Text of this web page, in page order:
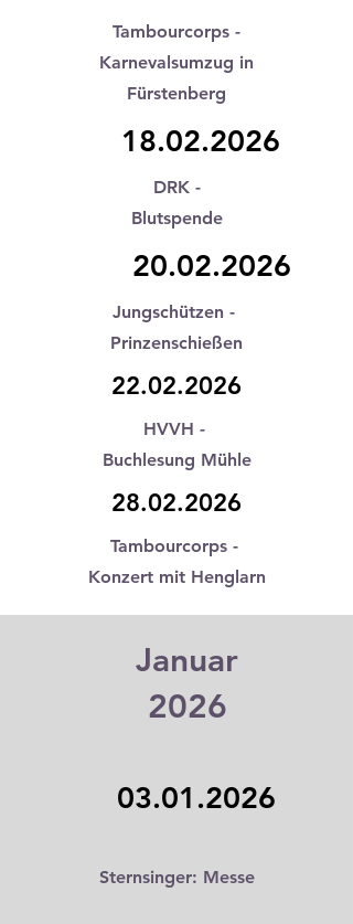
Tambourcorps -
Karnevalsumzug in
Fürstenberg
18.02.2026
DRK -
Blutspende
20.02.2026
Jungschützen -
Prinzenschießen
22.02.2026
HVVH -
Buchlesung Mühle
28.02.2026
Tambourcorps -
Konzert mit Henglarn
Januar
2026
03.01.2026
Sternsinger: Messe